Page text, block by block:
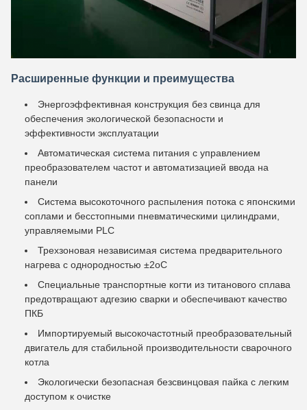
Расширенные функции и преимущества
Энергоэффективная конструкция без свинца для
обеспечения экологической безопасности и
эффективности эксплуатации
Автоматическая система питания с управлением
преобразователем частот и автоматизацией ввода на
панели
Система высокоточного распыления потока с японскими
соплами и бесстопными пневматическими цилиндрами,
управляемыми PLC
Трехзоновая независимая система предварительного
нагрева с однородностью ±2oC
Специальные транспортные когти из титанового сплава
предотвращают адгезию сварки и обеспечивают качество
ПКБ
Импортируемый высокочастотный преобразовательный
двигатель для стабильной производительности сварочного
котла
Экологически безопасная безсвинцовая пайка с легким
доступом к очистке